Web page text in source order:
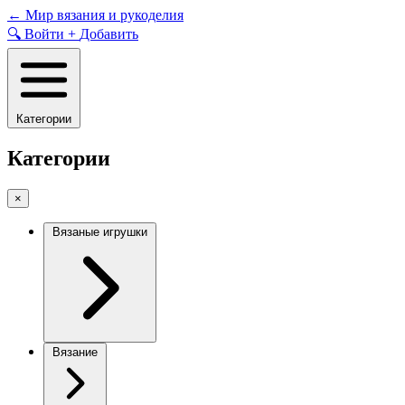
Skip
to
content
← Мир вязания и рукоделия
🔍 Войти + Добавить
Категории
Категории
×
Вязаные игрушки
Вязание